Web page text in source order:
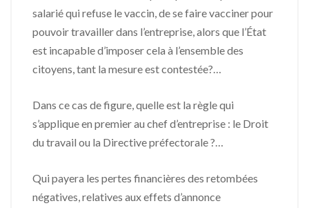
salarié qui refuse le vaccin, de se faire vacciner pour
pouvoir travailler dans l’entreprise, alors que l’État
est incapable d’imposer cela à l’ensemble des
citoyens, tant la mesure est contestée?…
Dans ce cas de figure, quelle est la règle qui
s’applique en premier au chef d’entreprise : le Droit
du travail ou la Directive préfectorale ?…
Qui payera les pertes financières des retombées
négatives, relatives aux effets d’annonce